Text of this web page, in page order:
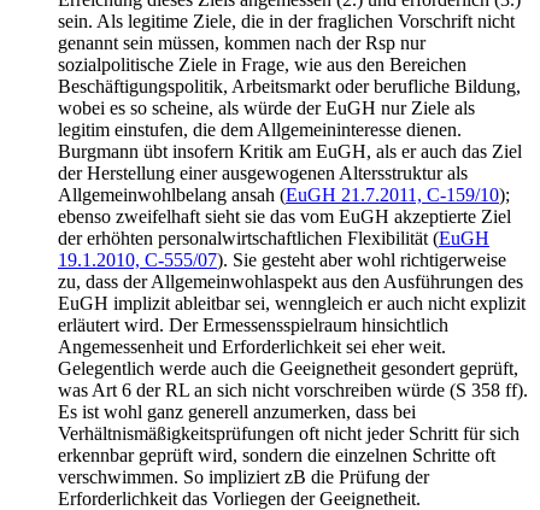
sein. Als legitime Ziele, die in der fraglichen Vorschrift nicht
genannt sein müssen, kommen nach der Rsp nur
sozialpolitische Ziele in Frage, wie aus den Bereichen
Beschäftigungspolitik, Arbeitsmarkt oder berufliche Bildung,
wobei es so scheine, als würde der EuGH nur Ziele als
legitim einstufen, die dem Allgemeininteresse dienen.
Burgmann übt insofern Kritik am EuGH, als er auch das Ziel
der Herstellung einer ausgewogenen Altersstruktur als
Allgemeinwohlbelang ansah (EuGH 21.7.2011, C-159/10);
ebenso zweifelhaft sieht sie das vom EuGH akzeptierte Ziel
der erhöhten personalwirtschaftlichen Flexibilität (EuGH
19.1.2010, C-555/07). Sie gesteht aber wohl richtigerweise
zu, dass der Allgemeinwohlaspekt aus den Ausführungen des
EuGH implizit ableitbar sei, wenngleich er auch nicht explizit
erläutert wird. Der Ermessensspielraum hinsichtlich
Angemessenheit und Erforderlichkeit sei eher weit.
Gelegentlich werde auch die Geeignetheit gesondert geprüft,
was Art 6 der RL an sich nicht vorschreiben würde (S 358 ff).
Es ist wohl ganz generell anzumerken, dass bei
Verhältnismäßigkeitsprüfungen oft nicht jeder Schritt für sich
erkennbar geprüft wird, sondern die einzelnen Schritte oft
verschwimmen. So impliziert zB die Prüfung der
Erforderlichkeit das Vorliegen der Geeignetheit.